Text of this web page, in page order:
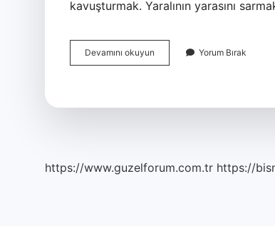
kavuşturmak. Yaralının yarasını
Devamını okuyun
Sağlığı
Yorum Bırak
https://www.guzelforum.com.tr https://